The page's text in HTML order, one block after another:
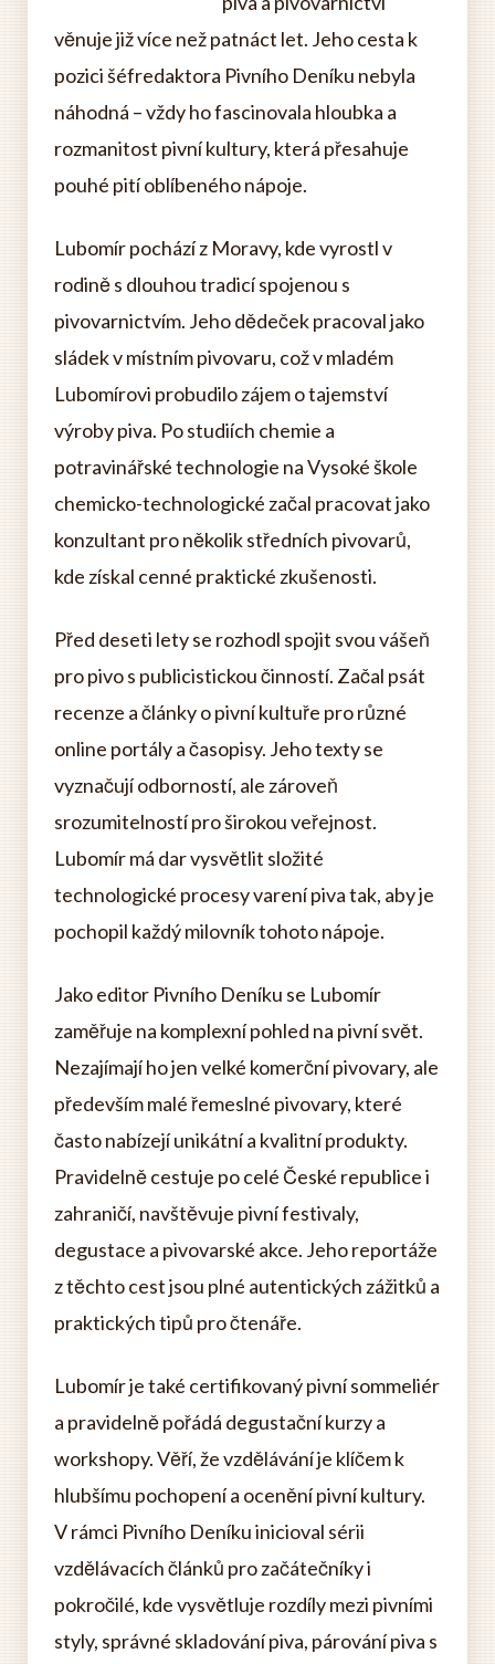
věnuje již více než patnáct let. Jeho cesta k
pozici šéfredaktora Pivního Deníku nebyla
náhodná – vždy ho fascinovala hloubka a
rozmanitost pivní kultury, která přesahuje
pouhé pití oblíbeného nápoje.
Lubomír pochází z Moravy, kde vyrostl v
rodině s dlouhou tradicí spojenou s
pivovarnictvím. Jeho dědeček pracoval jako
sládek v místním pivovaru, což v mladém
Lubomírovi probudilo zájem o tajemství
výroby piva. Po studiích chemie a
potravinářské technologie na Vysoké škole
chemicko-technologické začal pracovat jako
konzultant pro několik středních pivovarů,
kde získal cenné praktické zkušenosti.
Před deseti lety se rozhodl spojit svou vášeň
pro pivo s publicistickou činností. Začal psát
recenze a články o pivní kultuře pro různé
online portály a časopisy. Jeho texty se
vyznačují odborností, ale zároveň
srozumitelností pro širokou veřejnost.
Lubomír má dar vysvětlit složité
technologické procesy varení piva tak, aby je
pochopil každý milovník tohoto nápoje.
Jako editor Pivního Deníku se Lubomír
zaměřuje na komplexní pohled na pivní svět.
Nezajímají ho jen velké komerční pivovary, ale
především malé řemeslné pivovary, které
často nabízejí unikátní a kvalitní produkty.
Pravidelně cestuje po celé České republice i
zahraničí, navštěvuje pivní festivaly,
degustace a pivovarské akce. Jeho reportáže
z těchto cest jsou plné autentických zážitků a
praktických tipů pro čtenáře.
Lubomír je také certifikovaný pivní sommeliér
a pravidelně pořádá degustační kurzy a
workshopy. Věří, že vzdělávání je klíčem k
hlubšímu pochopení a ocenění pivní kultury.
V rámci Pivního Deníku inicioval sérii
vzdělávacích článků pro začátečníky i
pokročilé, kde vysvětluje rozdíly mezi pivními
styly, správné skladování piva, párování piva s